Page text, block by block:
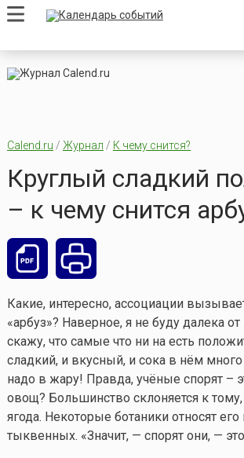
Calend.ru / Журнал / К чему снится?
Круглый сладкий
– к чему снится
Какие, интересно, ассоциации
«арбуз»? Наверное, я не буду далека
скажу, что самые что ни на есть
сладкий, и вкусный, и сока в нём много
надо в жару! Правда, учёные спорят –
овощ? Большинство склоняется к тому,
ягода. Некоторые ботаники относят его
тыквенных. «Значит, — спорят они, —